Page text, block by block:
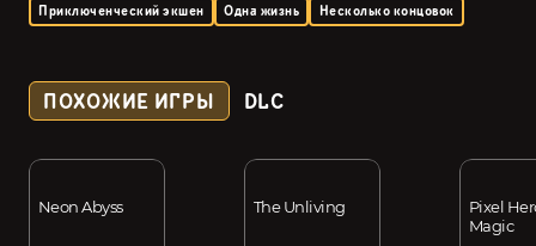
Приключенческий экшен
Одна жизнь Несколько концовок
ПОХОЖИЕ ИГРЫ DLC
Neon Abyss The Unliving
Pixel
Magic